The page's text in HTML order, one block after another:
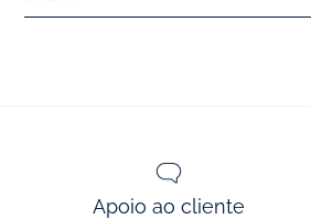
Apoio ao cliente